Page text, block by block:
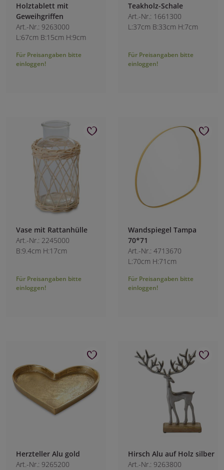
Holztablett mit
Geweihgriffen
Art.-Nr.: 9263000
L:67cm B:15cm H:9cm
Für Preisangaben bitte
einloggen!
Teakholz-Schale
Art.-Nr.: 1661300
L:37cm B:33cm H:7cm
Für Preisangaben bitte
einloggen!
Vase mit Rattanhülle
Art.-Nr.: 2245000
B:9.4cm H:17cm
Für Preisangaben bitte
einloggen!
Wandspiegel Tampa
70*71
Art.-Nr.: 4713670
L:70cm H:71cm
Für Preisangaben bitte
einloggen!
Herzteller Alu gold
Art.-Nr.: 9265200
Hirsch Alu auf Holz silber
Art.-Nr.: 9263800